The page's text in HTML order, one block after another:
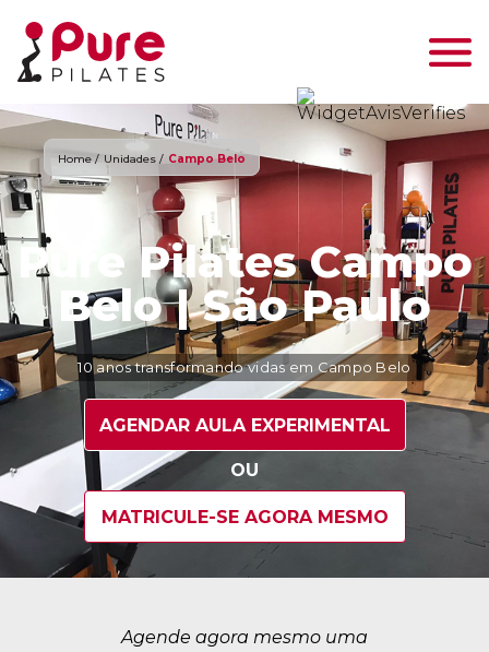
Home / Unidades / Campo Belo
Pure Pilates Campo
Belo | São Paulo
10 anos transformando vidas em Campo Belo
AGENDAR AULA EXPERIMENTAL
OU
MATRICULE-SE AGORA MESMO
Agende agora mesmo uma